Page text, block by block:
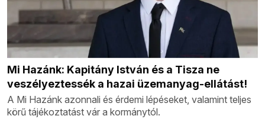
Mi Hazánk: Kapitány István és a Tisza ne
veszélyeztessék a hazai üzemanyag-ellátást!
A Mi Hazánk azonnali és érdemi lépéseket, valamint teljes
körű tájékoztatást vár a kormánytól.